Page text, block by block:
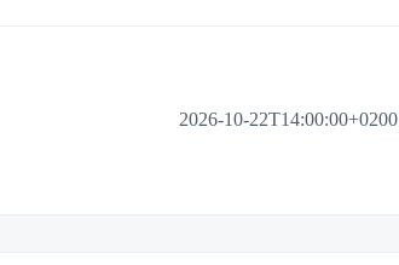
2026-10-22T14:00:00+0200